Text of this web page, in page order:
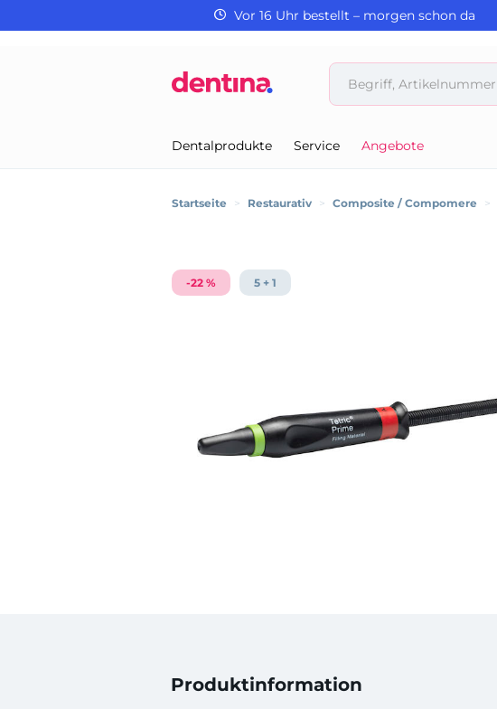
Vor 16 Uhr bestellt – morgen schon da
Dentalprodukte Service Angebote
Startseite > Restaurativ > Composite / Compomere >
-22 % 5 + 1
Produktinformation